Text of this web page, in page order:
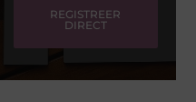
REGISTREER
DIRECT